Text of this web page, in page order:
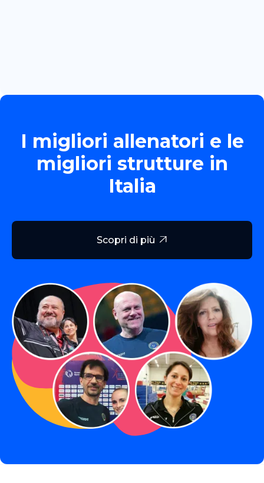
I migliori allenatori e le
migliori strutture in
Italia
Scopri di più 